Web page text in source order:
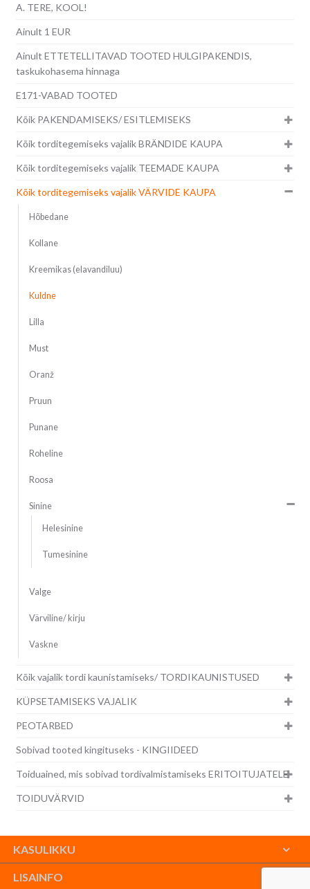
A. TERE, KOOL!
Ainult 1 EUR
Ainult ETTETELLITAVAD TOOTED HULGIPAKENDIS,
taskukohasema hinnaga
E171-VABAD TOOTED
Kõik PAKENDAMISEKS/ ESITLEMISEKS
Kõik torditegemiseks vajalik BRÄNDIDE KAUPA
Kõik torditegemiseks vajalik TEEMADE KAUPA
Kõik torditegemiseks vajalik VÄRVIDE KAUPA
Hõbedane
Kollane
Kreemikas (elavandiluu)
Kuldne
Lilla
Must
Oranž
Pruun
Punane
Roheline
Roosa
Sinine
Helesinine
Tumesinine
Valge
Värviline/ kirju
Vaskne
Kõik vajalik tordi kaunistamiseks/ TORDIKAUNISTUSED
KÜPSETAMISEKS VAJALIK
PEOTARBED
Sobivad tooted kingituseks - KINGIIDEED
Toiduained, mis sobivad tordivalmistamiseks ERITOITUJATELE
TOIDUVÄRVID
KASULIKKU
LISAINFO